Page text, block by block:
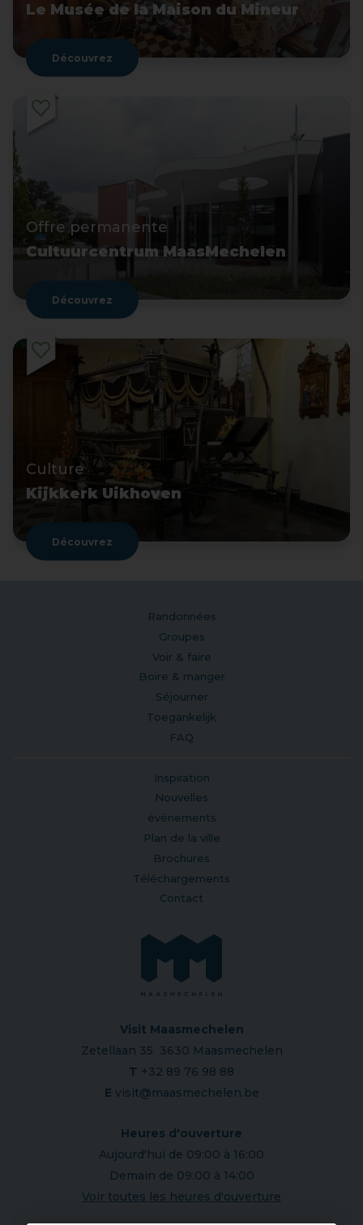
Le Musée de la Maison du Mineur
Découvrez
Offre permanente
Cultuurcentrum MaasMechelen
Découvrez
Culture
Kijkkerk Uikhoven
Découvrez
Randonnées
Groupes
Voir & faire
Boire & manger
Séjourner
Toegankelijk
FAQ
Inspiration
Nouvelles
événements
Plan de la ville
Brochures
Téléchargements
Contact
Visit Maasmechelen
Zetellaan 35 3630 Maasmechelen
T +32 89 76 98 88
E visit@maasmechelen.be
Heures d'ouverture
Aujourd'hui de 09:00 à 16:00
Demain de 09:00 à 14:00
Voir toutes les heures d'ouverture